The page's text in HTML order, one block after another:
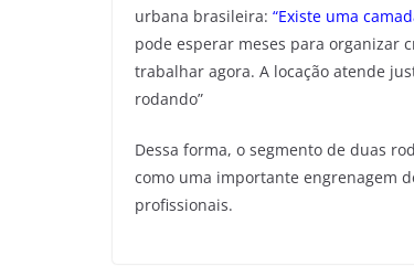
urbana brasileira: “Existe uma
pode esperar meses para organizar
trabalhar agora. A locação atende
rodando”
Dessa forma, o segmento de duas
como uma importante engrenagem
profissionais.